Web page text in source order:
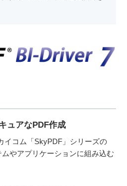
ュアなPDF作成
イコム「SkyPDF」シリーズの
やアプリケーションに組み込む